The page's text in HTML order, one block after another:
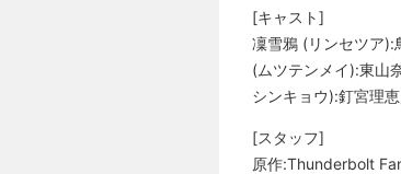
[キャスト]
凜雪鴉 (リンセツア):
(ムツテンメイ):東山
シンキョウ):釘宮理
[スタッフ]
原作:Thunderbolt